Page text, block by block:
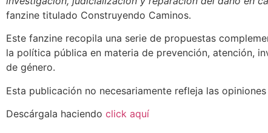
fanzine titulado Construyendo Caminos.
Este fanzine recopila una serie de propuestas
la política pública en materia de prevención, atención,
de género.
Esta publicación no necesariamente refleja las
Descárgala haciendo click aquí